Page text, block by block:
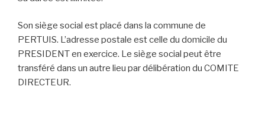
Son siège social est placé dans la commune de
PERTUIS. L’adresse postale est celle du domicile du
PRESIDENT en exercice. Le siège social peut être
transféré dans un autre lieu par délibération du COMITE
DIRECTEUR.